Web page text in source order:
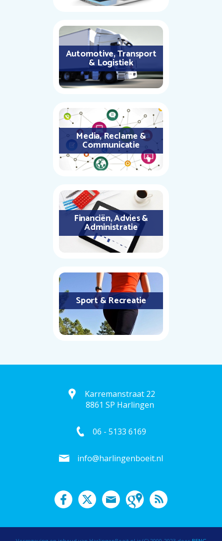
Automotive, Transport
& Logistiek
Media, Reclame &
Communicatie
Financiën, Advies &
Administratie
Sport & Recreatie
Karremanstraat 22
8861 SP Harlingen
06 - 5133 6169
info@harlingenboeit.nl